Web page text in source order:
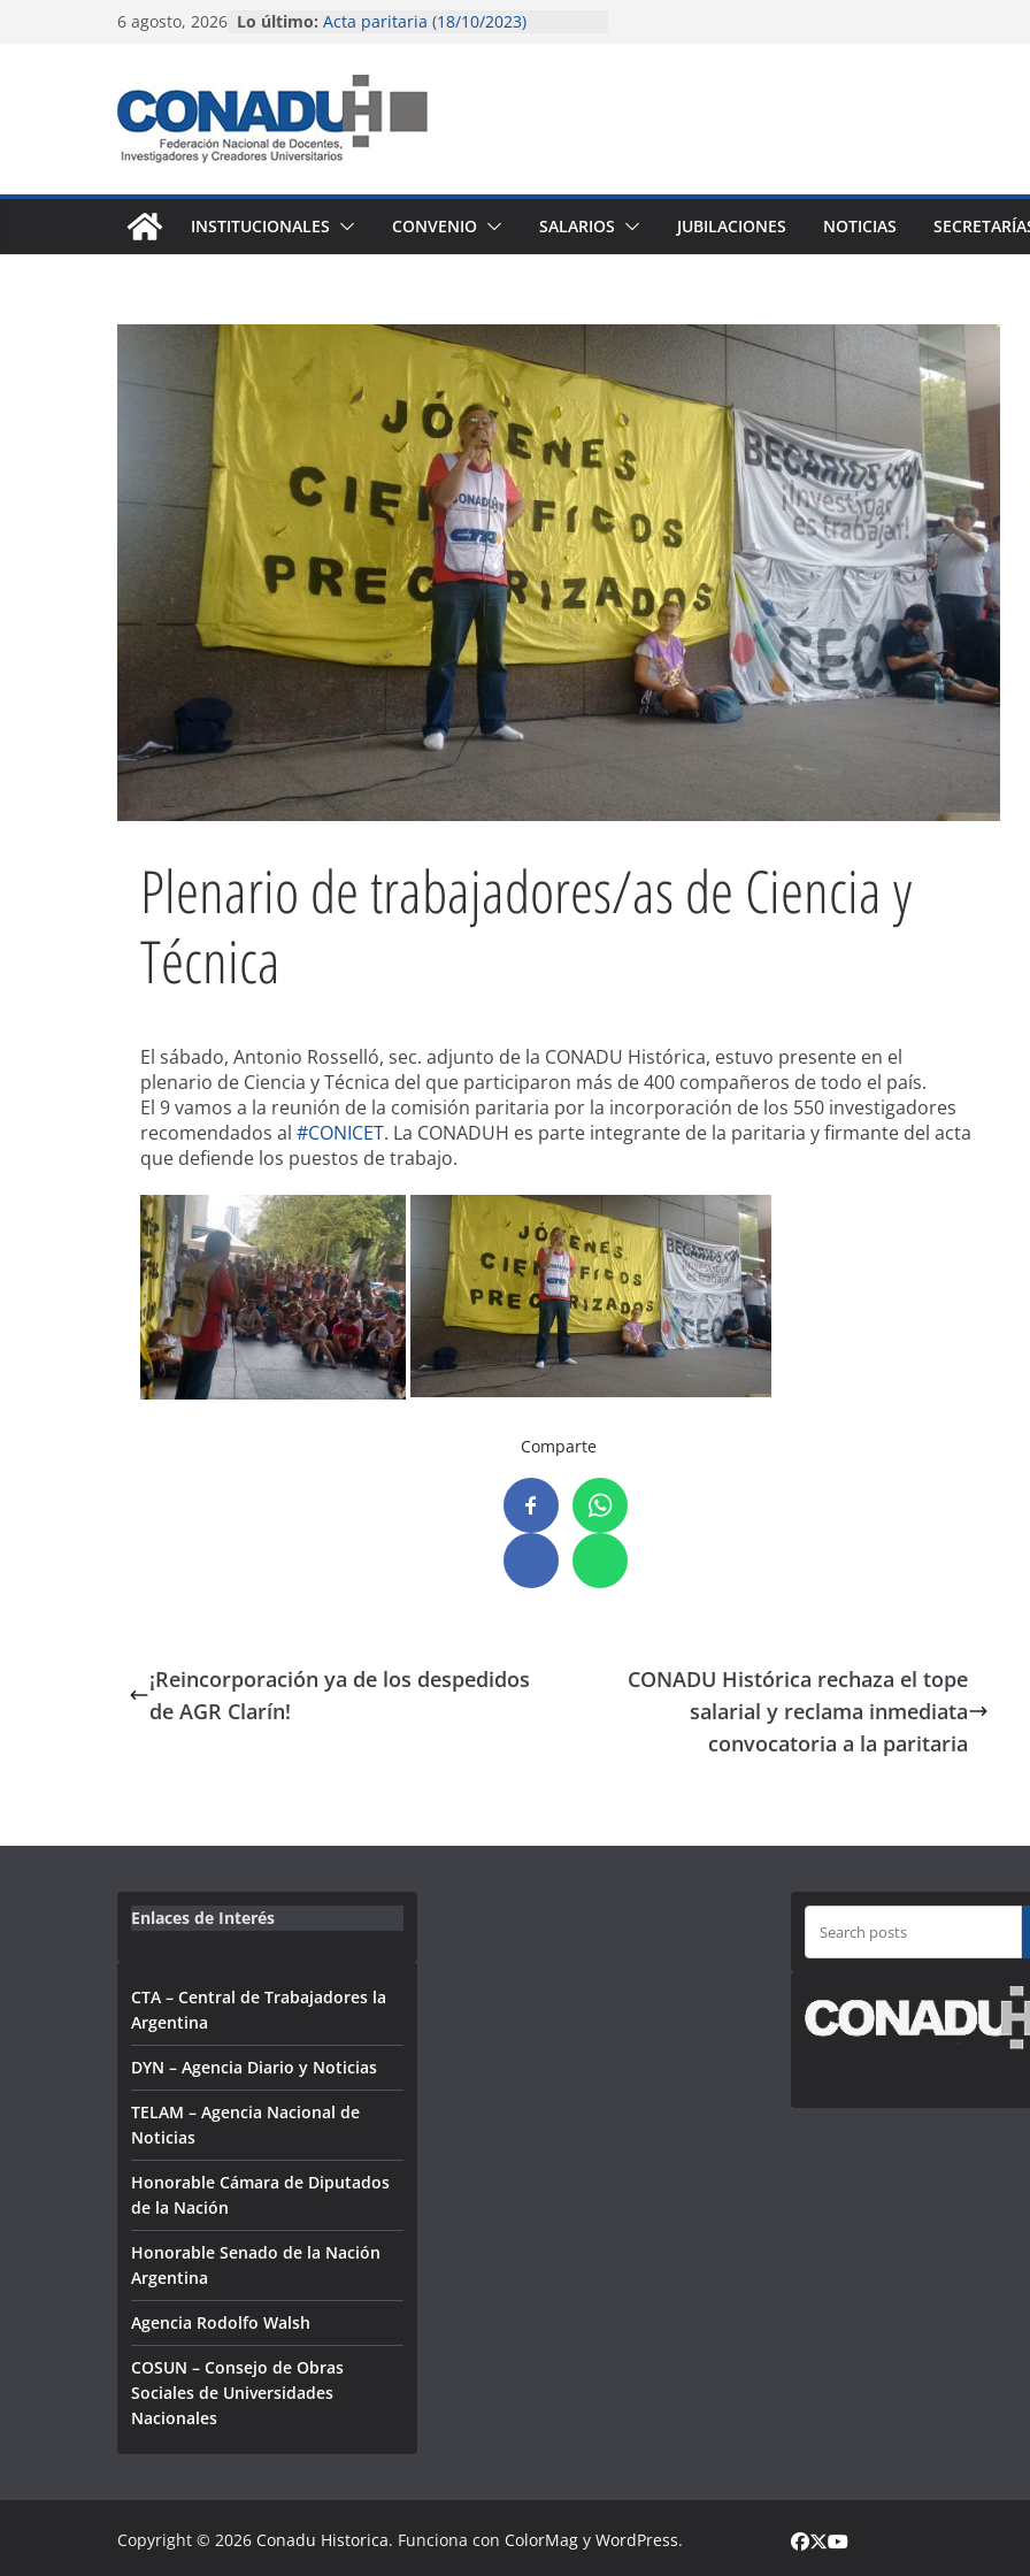
6 agosto, 2026 Lo último: Acta paritaria (18/10/2023)
universitaria y preuniversitaria
Instructivo para liquidación
(octubre 2023)
Instructivo para liquidación (junio a
Acta paritaria (9/6/2023)
INSTITUCIONALES
CONVENIO SALARIOS JUBILACIONES NOTICIAS
Plenario de trabajadores/as de Ciencia y
Técnica
El sábado, Antonio Rosselló, sec. adjunto de la CONADU Histórica, estuvo presente en el
plenario de Ciencia y Técnica del que participaron más de 400 compañeros de todo el país.
El 9 vamos a la reunión de la comisión paritaria por la incorporación de los 550 investigadores
recomendados al #CONICET. La CONADUH es parte integrante de la paritaria y firmante del acta
que defiende los puestos de trabajo.
Comparte
¡Reincorporación ya de los despedidos
de AGR Clarín!
CONADU Histórica rechaza el tope
salarial y reclama inmediata
convocatoria a la paritaria
Enlaces de Interés
CTA – Central de Trabajadores la
Argentina
DYN – Agencia Diario y Noticias
TELAM – Agencia Nacional de
Noticias
Honorable Cámara de Diputados
de la Nación
Honorable Senado de la Nación
Argentina
Agencia Rodolfo Walsh
COSUN – Consejo de Obras
Sociales de Universidades
Nacionales
Copyright © 2026 Conadu Historica. Funciona con ColorMag y WordPress.